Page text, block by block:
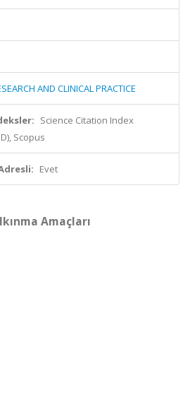
AND CLINICAL PRACTICE
Science Citation Index
Scopus
Evet
Amaçları